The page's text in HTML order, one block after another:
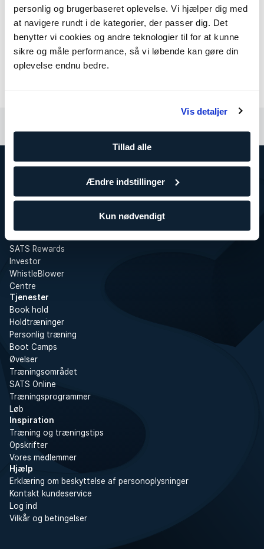
personlig og brugerbaseret oplevelse. Vi hjælper dig med
at navigere rundt i de kategorier, der passer dig. Det
benytter vi cookies og andre teknologier til for at kunne
sikre og måle performance, så vi løbende kan gøre din
oplevelse endnu bedre.
Vis detaljer
Tillad alle
Ændre indstillinger
Kun nødvendigt
Kommende Outdoor Boot Camp
Der er ingen planlagte Outdoor Boot Camps på nuværende
tidspunkt.
SATS
Træning for virksomheder
SATS Rewards
Investor
WhistleBlower
Centre
Tjenester
Book hold
Holdtræninger
Personlig træning
Boot Camps
Øvelser
Træningsområdet
SATS Online
Træningsprogrammer
Løb
Inspiration
Træning og træningstips
Opskrifter
Vores medlemmer
Hjælp
Erklæring om beskyttelse af personoplysninger
Kontakt kundeservice
Log ind
Vilkår og betingelser